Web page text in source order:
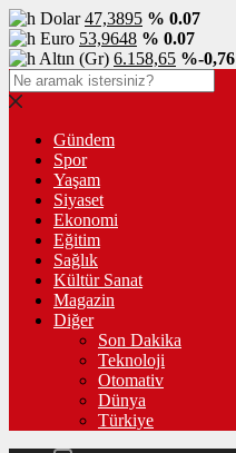
Dolar47,3895 % 0.07
Euro 53,9648 % 0.07
Altın (Gr) 6.158,65 %-0,76
Gündem
Spor
Yaşam
Siyaset
Ekonomi
Eğitim
Sağlık
Kültür Sanat
Magazin
Diğer
Son Dakika
Teknoloji
Otomativ
Dünya
Türkiye